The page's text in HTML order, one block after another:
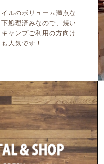
ルのボリューム満点な
処理済みなので、焼い
ャンプご利用の方向け
人気です！